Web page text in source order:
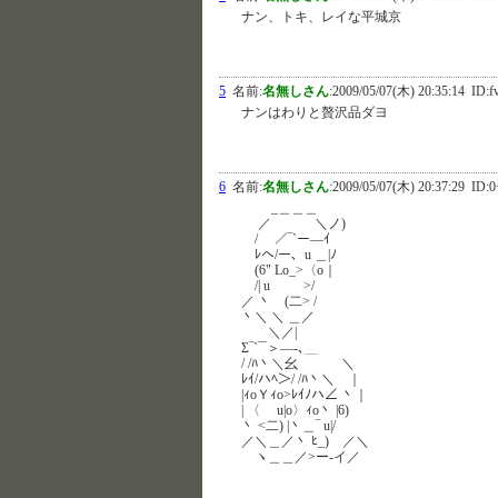
ナン、トキ、レイな平城京
5 名前:名無しさん:2009/05/07(木) 20:35:14
ナンはわりと贅沢品ダヨ
6 名前:名無しさん:2009/05/07(木) 20:37:29
／ ＼ノ)
/ ／‾`ー—ｲ
ﾚヘ/ー、u ＿|ﾉ
(6" Lo_>〈o｜
/| u >/
／ 丶 (二> /
丶＼ ＼ ＿／
＼／|
Σ‾`‾‾＞—-､＿
/ /ﾊ丶＼幺 ＼
ﾚｲ/ハﾍ＞/ /ﾊ丶＼ ｜
|ｨoＹｨo>ﾚｲﾉハ∠ 丶｜
| 〈 u|o〉ｨo丶 |6)
丶 <二) |丶＿‾ u|/
／＼＿／丶 ﾋ_) ／＼
ヽ＿＿／>ー-イ／